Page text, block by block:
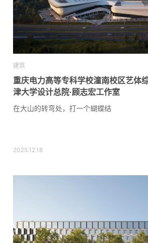
建筑
重庆电力高等专科学校潼南校区艺体
津大学设计总院·顾志宏工作室
在大山的转弯处，打一个蝴蝶结
2025.12.18